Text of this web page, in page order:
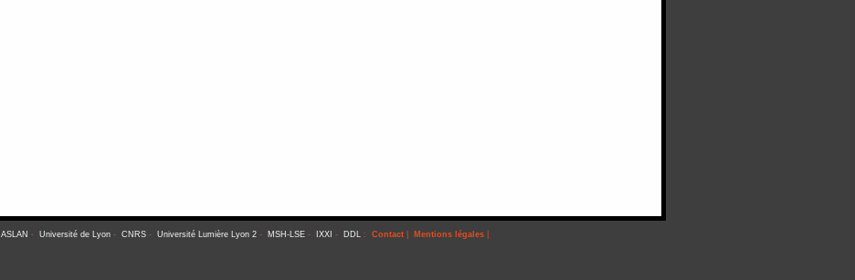
ASLAN - Université de Lyon- CNRS- Université Lumière Lyon 2- MSH-LSE- IXXI - DDL: Contact| Mentions légales|